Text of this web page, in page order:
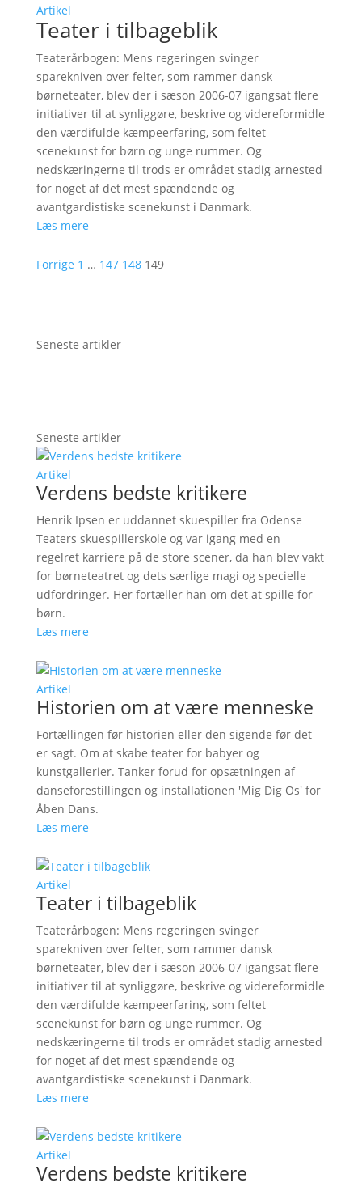
Artikel
Teater i tilbageblik
Teaterårbogen: Mens regeringen svinger
sparekniven over felter, som rammer dansk
børneteater, blev der i sæson 2006-07 igangsat flere
initiativer til at synliggøre, beskrive og videreformidle
den værdifulde kæmpeerfaring, som feltet
scenekunst for børn og unge rummer. Og
nedskæringerne til trods er området stadig arnested
for noget af det mest spændende og
avantgardistiske scenekunst i Danmark.
Læs mere
Forrige 1 … 147 148 149
Seneste artikler
Seneste artikler
Artikel
Verdens bedste kritikere
Henrik Ipsen er uddannet skuespiller fra Odense
Teaters skuespillerskole og var igang med en
regelret karriere på de store scener, da han blev vakt
for børneteatret og dets særlige magi og specielle
udfordringer. Her fortæller han om det at spille for
børn.
Læs mere
Artikel
Historien om at være menneske
Fortællingen før historien eller den sigende før det
er sagt. Om at skabe teater for babyer og
kunstgallerier. Tanker forud for opsætningen af
danseforestillingen og installationen 'Mig Dig Os' for
Åben Dans.
Læs mere
Artikel
Teater i tilbageblik
Teaterårbogen: Mens regeringen svinger
sparekniven over felter, som rammer dansk
børneteater, blev der i sæson 2006-07 igangsat flere
initiativer til at synliggøre, beskrive og videreformidle
den værdifulde kæmpeerfaring, som feltet
scenekunst for børn og unge rummer. Og
nedskæringerne til trods er området stadig arnested
for noget af det mest spændende og
avantgardistiske scenekunst i Danmark.
Læs mere
Artikel
Verdens bedste kritikere